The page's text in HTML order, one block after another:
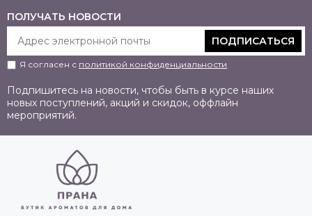
ПОЛУЧАТЬ НОВОСТИ
ПОДПИСАТЬСЯ
Я согласен с политикой конфиденциальности
Подпишитесь на новости, чтобы быть в курсе наших
новых поступлений, акций и скидок, оффлайн
мероприятий.